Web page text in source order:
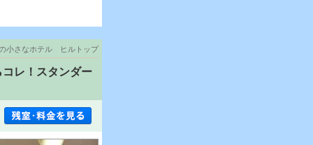
小さなホテル ヒルトップ
レ！スタンダー